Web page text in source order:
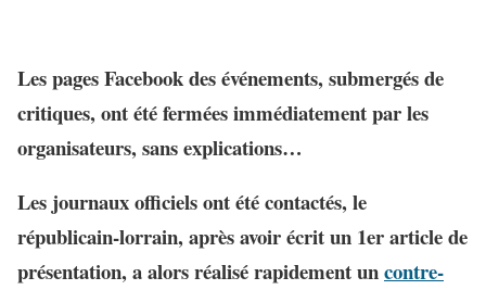
Les pages Facebook des événements, submergés de
critiques, ont été fermées immédiatement par les
organisateurs, sans explications…
Les journaux officiels ont été contactés, le
républicain-lorrain, après avoir écrit un 1er article de
présentation, a alors réalisé rapidement uncontre-